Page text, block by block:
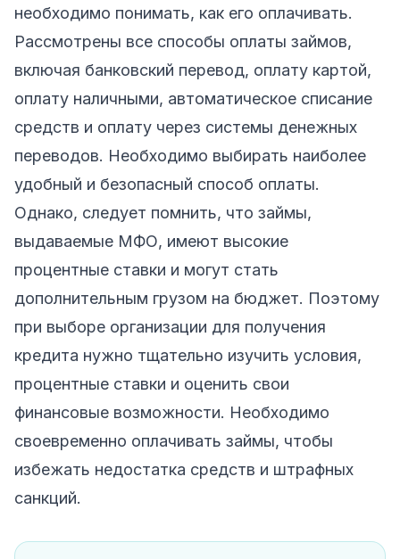
необходимо понимать, как его оплачивать.
Рассмотрены все способы оплаты займов,
включая банковский перевод, оплату картой,
оплату наличными, автоматическое списание
средств и оплату через системы денежных
переводов. Необходимо выбирать наиболее
удобный и безопасный способ оплаты.
Однако, следует помнить, что займы,
выдаваемые МФО, имеют высокие
процентные ставки и могут стать
дополнительным грузом на бюджет. Поэтому
при выборе организации для получения
кредита нужно тщательно изучить условия,
процентные ставки и оценить свои
финансовые возможности. Необходимо
своевременно оплачивать займы, чтобы
избежать недостатка средств и штрафных
санкций.